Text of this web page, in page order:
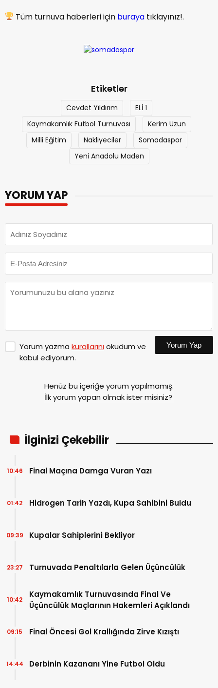
Tüm turnuva haberleri için buraya tıklayınız!.
Etiketler
Cevdet Yıldırım
ELİ 1
Kaymakamlık Futbol Turnuvası
Kerim Uzun
Milli Eğitim
Nakliyeciler
Somadaspor
Yeni Anadolu Maden
YORUM YAP
Yorum yazma kurallarınıokudum ve
kabul ediyorum.
Yorum Yap
Henüz bu içeriğe yorum yapılmamış.
İlk yorum yapan olmak ister misiniz?
İlginizi Çekebilir
Final Maçına Damga Vuran Yazı
10:46
Hidrogen Tarih Yazdı, Kupa Sahibini Buldu
01:42
Kupalar Sahiplerini Bekliyor
09:39
Turnuvada Penaltılarla Gelen Üçüncülük
23:27
Kaymakamlık Turnuvasında Final Ve
Üçüncülük Maçlarının Hakemleri Açıklandı
10:42
Final Öncesi Gol Krallığında Zirve Kızıştı
09:15
Derbinin Kazananı Yine Futbol Oldu
14:44